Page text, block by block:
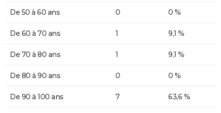
De 50 à 60 ans 0 0 %
De 60 à 70 ans 1 9,1 %
De 70 à 80 ans 1 9,1 %
De 80 à 90 ans 0 0 %
De 90 à 100 ans 7 63,6 %